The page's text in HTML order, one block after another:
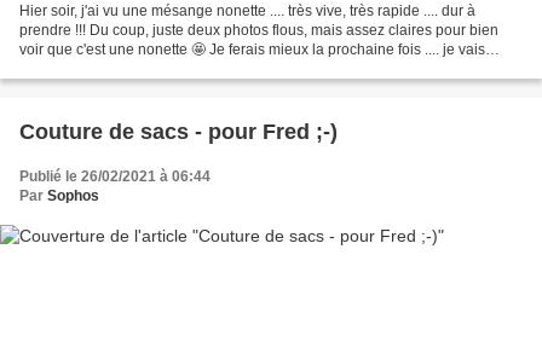
Hier soir, j'ai vu une mésange nonette .... très vive, très rapide .... dur à
prendre !!! Du coup, juste deux photos flous, mais assez claires pour bien
voir que c'est une nonette 🤩 Je ferais mieux la prochaine fois .... je vais
Couture de sacs - pour Fred ;-)
Publié le 26/02/2021 à 06:44
Par Sophos